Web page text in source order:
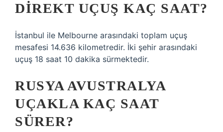
DIREKT UÇUŞ KAÇ SAAT?
İstanbul ile Melbourne arasındaki toplam uçuş
mesafesi 14.636 kilometredir. İki şehir arasındaki
uçuş 18 saat 10 dakika sürmektedir.
RUSYA AVUSTRALYA
UÇAKLA KAÇ SAAT
SÜRER?